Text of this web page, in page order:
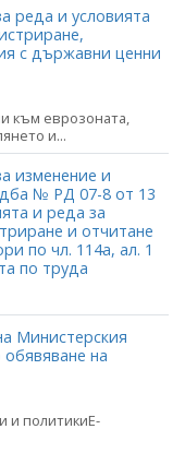
реда и условията
с държавни ценни
към еврозоната,
и...
изменение и
№ РД 07-8 от 13
и реда за
и отчитане
по чл. 114а, ал. 1
по труда
Министерския
на
и политикиE-